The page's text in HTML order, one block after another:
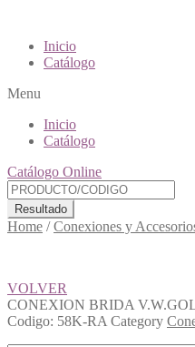
Inicio
Catálogo
Menu
Inicio
Catálogo
Catálogo Online
Resultado
Home /Conexiones y
VOLVER
CONEXION BRIDA
Codigo: 58K-RA Category